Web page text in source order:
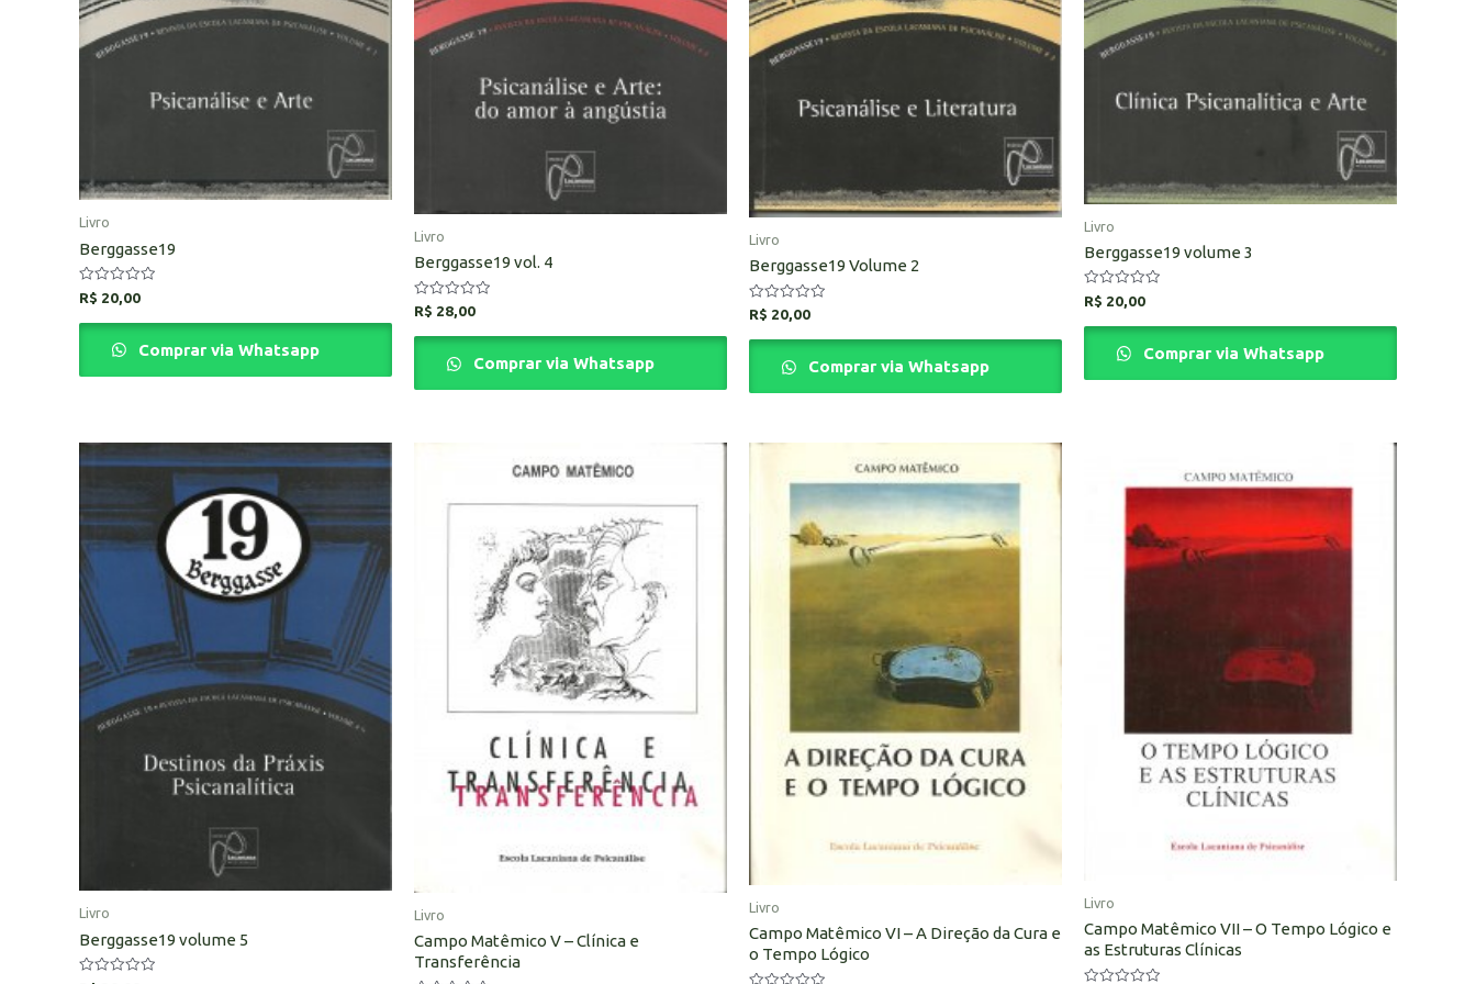
Livro
Berggasse19
Avaliação
0
de
R$ 20,00
Comprar via Whatsapp
Livro
Berggasse19 vol. 4
Avaliação
de
R$ 28,00
Comprar via Whatsapp
Livro
Berggasse19 Volume 2
Avaliação
de
R$ 20,00
Comprar via Whatsapp
Livro
Berggasse19 volume 3
Avaliação
0
de
R$ 20,00
Comprar via Whatsapp
Livro
Berggasse19 volume 5
Livro
Campo Matêmico V – Clínica e
Transferência
Livro
Campo Matêmico VI – A Direção da Cura e
o Tempo Lógico
Livro
Campo Matêmico VII – O Tempo Lógico e
as Estruturas Clínicas